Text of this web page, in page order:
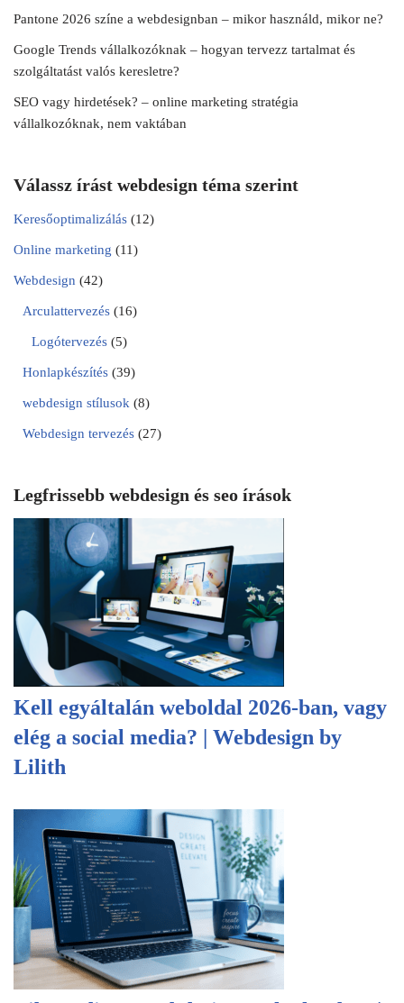
Pantone 2026 színe a webdesignban – mikor használd, mikor ne?
Google Trends vállalkozóknak – hogyan tervezz tartalmat és
szolgáltatást valós keresletre?
SEO vagy hirdetések? – online marketing stratégia
vállalkozóknak, nem vaktában
Válassz írást webdesign téma szerint
Keresőoptimalizálás (12)
Online marketing (11)
Webdesign (42)
Arculattervezés (16)
Logótervezés (5)
Honlapkészítés (39)
webdesign stílusok (8)
Webdesign tervezés (27)
Legfrissebb webdesign és seo írások
Kell egyáltalán weboldal 2026-ban, vagy
elég a social media? | Webdesign by
Lilith